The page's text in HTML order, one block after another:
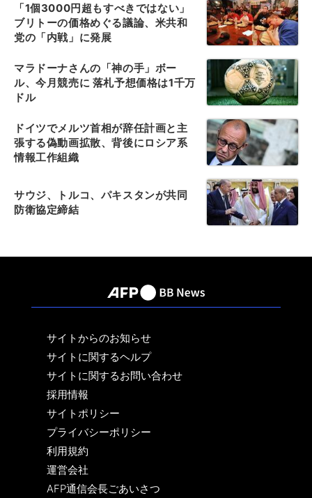
「1個3000円超もすべきではない」
ブリトーの価格めぐる議論、米共和
党の「内戦」に発展
マラドーナさんの「神の手」ボー
ル、今月競売に 落札予想価格は1千万
ドル
ドイツでメルツ首相が辞任計画と主
張する偽動画拡散、背後にロシア系
情報工作組織
サウジ、トルコ、パキスタンが共同
防衛協定締結
サイトからのお知らせ
サイトに関するヘルプ
サイトに関するお問い合わせ
採用情報
サイトポリシー
プライバシーポリシー
利用規約
運営会社
AFP通信会長ごあいさつ